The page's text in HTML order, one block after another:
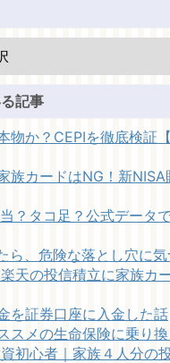
記事
物か？CEPIを徹底検証
族カードはNG！新
？タコ足？公式データ
ら、危険な落とし穴に
楽天の投信積立に家族カ
を証券口座に入金した話
スメの生命保険に乗り
資初心者｜家族４人分の